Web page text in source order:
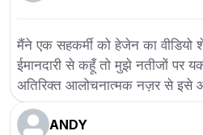
मैंने एक सहकर्मी को हेजेन का
ईमानदारी से कहूँ तो मुझे नतीजों पर
अतिरिक्त आलोचनात्मक नज़र से इसे
ANDY